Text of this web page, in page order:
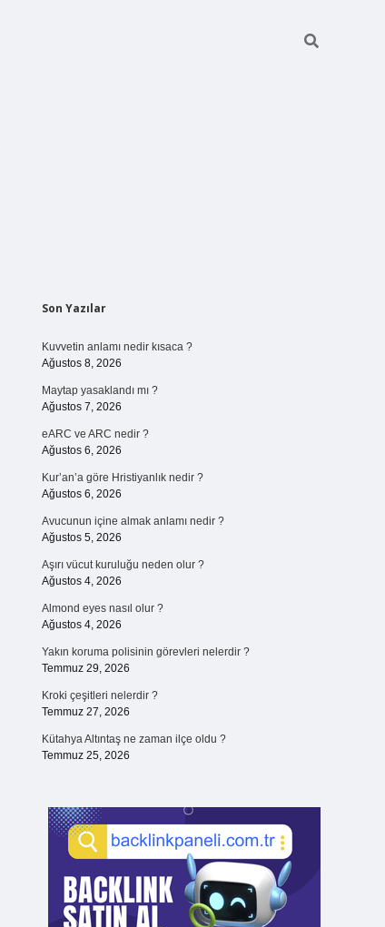
Sidebar
Son Yazılar
Kuvvetin anlamı nedir kısaca ?
Ağustos 8, 2026
Maytap yasaklandı mı ?
Ağustos 7, 2026
eARC ve ARC nedir ?
Ağustos 6, 2026
Kur’an’a göre Hristiyanlık nedir ?
Ağustos 6, 2026
Avucunun içine almak anlamı nedir ?
Ağustos 5, 2026
Aşırı vücut kuruluğu neden olur ?
Ağustos 4, 2026
Almond eyes nasıl olur ?
Ağustos 4, 2026
Yakın koruma polisinin görevleri nelerdir ?
Temmuz 29, 2026
Kroki çeşitleri nelerdir ?
Temmuz 27, 2026
Kütahya Altıntaş ne zaman ilçe oldu ?
Temmuz 25, 2026